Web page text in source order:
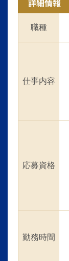
詳細情報
職種
仕事内容
応募資格
勤務時間